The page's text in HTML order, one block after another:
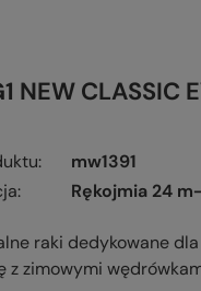
NEW CLASSIC
mw1391
Rękojmia 24
raki dedykowane
z zimowymi